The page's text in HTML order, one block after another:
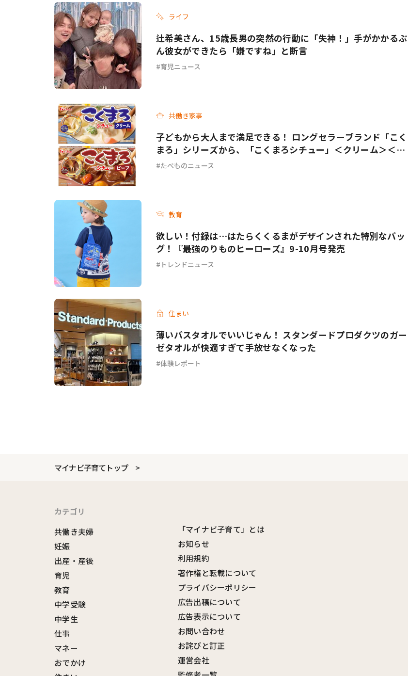
ライフ
辻希美さん、15歳長男の突然の行動に「失神！」手がかかるぶ
ん彼女ができたら「嫌ですね」と断言
育児ニュース
共働き家事
子どもから大人まで満足できる！ ロングセラーブランド「こく
まろ」シリーズから、「こくまろシチュー」＜クリーム＞＜ビ
ーフ＞が新発売
たべものニュース
教育
欲しい！付録は…はたらくくるまがデザインされた特別なバッ
グ！『最強のりものヒーローズ』9-10月号発売
トレンドニュース
住まい
薄いバスタオルでいいじゃん！ スタンダードプロダクツのガー
ゼタオルが快適すぎて手放せなくなった
体験レポート
マイナビ子育てトップ
カテゴリ
共働き夫婦
妊娠
出産・産後
育児
教育
中学受験
中学生
仕事
マネー
おでかけ
「マイナビ子育て」とは
お知らせ
利用規約
著作権と転載について
プライバシーポリシー
広告出稿について
広告表示について
お問い合わせ
お詫びと訂正
運営会社